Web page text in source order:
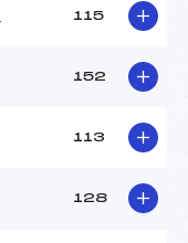
115
152
113
128